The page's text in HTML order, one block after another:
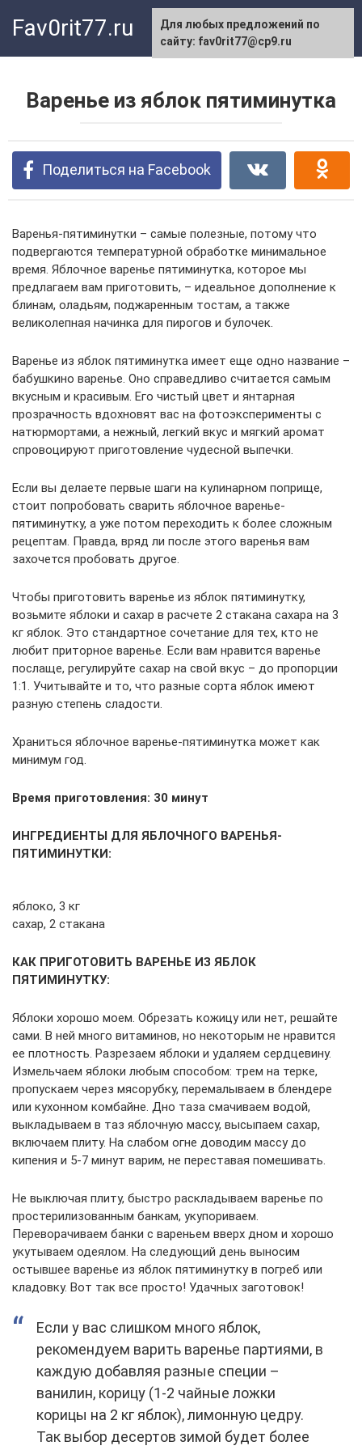
Fav0rit77.ru
Варенье из яблок пятиминутка
Поделиться на Facebook
Варенья-пятиминутки – самые полезные, потому что
подвергаются температурной обработке минимальное
время. Яблочное варенье пятиминутка, которое мы
предлагаем вам приготовить, – идеальное дополнение к
блинам, оладьям, поджаренным тостам, а также
великолепная начинка для пирогов и булочек.
Варенье из яблок пятиминутка имеет еще одно название –
бабушкино варенье. Оно справедливо считается самым
вкусным и красивым. Его чистый цвет и янтарная
прозрачность вдохновят вас на фотоэксперименты с
натюрмортами, а нежный, легкий вкус и мягкий аромат
спровоцируют приготовление чудесной выпечки.
Если вы делаете первые шаги на кулинарном поприще,
стоит попробовать сварить яблочное варенье-
пятиминутку, а уже потом переходить к более сложным
рецептам. Правда, вряд ли после этого варенья вам
захочется пробовать другое.
Чтобы приготовить варенье из яблок пятиминутку,
возьмите яблоки и сахар в расчете 2 стакана сахара на 3
кг яблок. Это стандартное сочетание для тех, кто не
любит приторное варенье. Если вам нравится варенье
послаще, регулируйте сахар на свой вкус – до пропорции
1:1. Учитывайте и то, что разные сорта яблок имеют
разную степень сладости.
Храниться яблочное варенье-пятиминутка может как
минимум год.
Время приготовления: 30 минут
ИНГРЕДИЕНТЫ ДЛЯ ЯБЛОЧНОГО ВАРЕНЬЯ-
ПЯТИМИНУТКИ:
яблоко, 3 кг
сахар, 2 стакана
КАК ПРИГОТОВИТЬ ВАРЕНЬЕ ИЗ ЯБЛОК
ПЯТИМИНУТКУ:
Яблоки хорошо моем. Обрезать кожицу или нет, решайте
сами. В ней много витаминов, но некоторым не нравится
ее плотность. Разрезаем яблоки и удаляем сердцевину.
Измельчаем яблоки любым способом: трем на терке,
пропускаем через мясорубку, перемалываем в блендере
или кухонном комбайне. Дно таза смачиваем водой,
выкладываем в таз яблочную массу, высыпаем сахар,
включаем плиту. На слабом огне доводим массу до
кипения и 5-7 минут варим, не переставая помешивать.
Не выключая плиту, быстро раскладываем варенье по
простерилизованным банкам, укупориваем.
Переворачиваем банки с вареньем вверх дном и хорошо
укутываем одеялом. На следующий день выносим
остывшее варенье из яблок пятиминутку в погреб или
кладовку. Вот так все просто! Удачных заготовок!
Если у вас слишком много яблок,
рекомендуем варить варенье партиями, в
каждую добавляя разные специи –
ванилин, корицу (1-2 чайные ложки
корицы на 2 кг яблок), лимонную цедру.
Так выбор десертов зимой будет более
Для любых предложений по
сайту: fav0rit77@cp9.ru